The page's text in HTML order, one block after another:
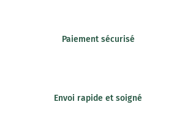
Paiement sécurisé
Envoi rapide et soigné